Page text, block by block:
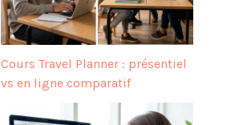
Cours Travel Planner : présentiel
vs en ligne comparatif